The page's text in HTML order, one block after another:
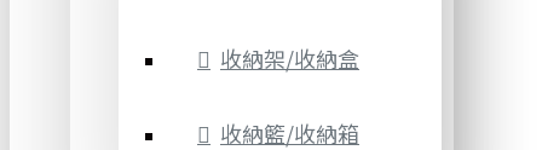
收納架/收納盒
收納籃/收納箱